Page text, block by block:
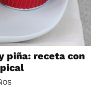
piña: receta con